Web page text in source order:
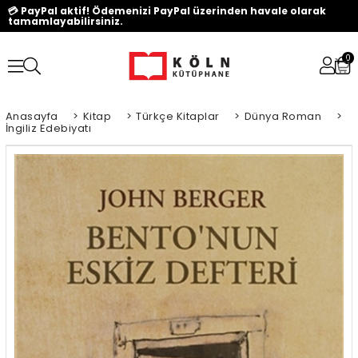
💳 PayPal aktif! Ödemenizi PayPal üzerinden havale olarak
tamamlayabilirsiniz.
0
Anasayfa > Kitap > Türkçe Kitaplar > Dünya Roman >
İngiliz Edebiyatı